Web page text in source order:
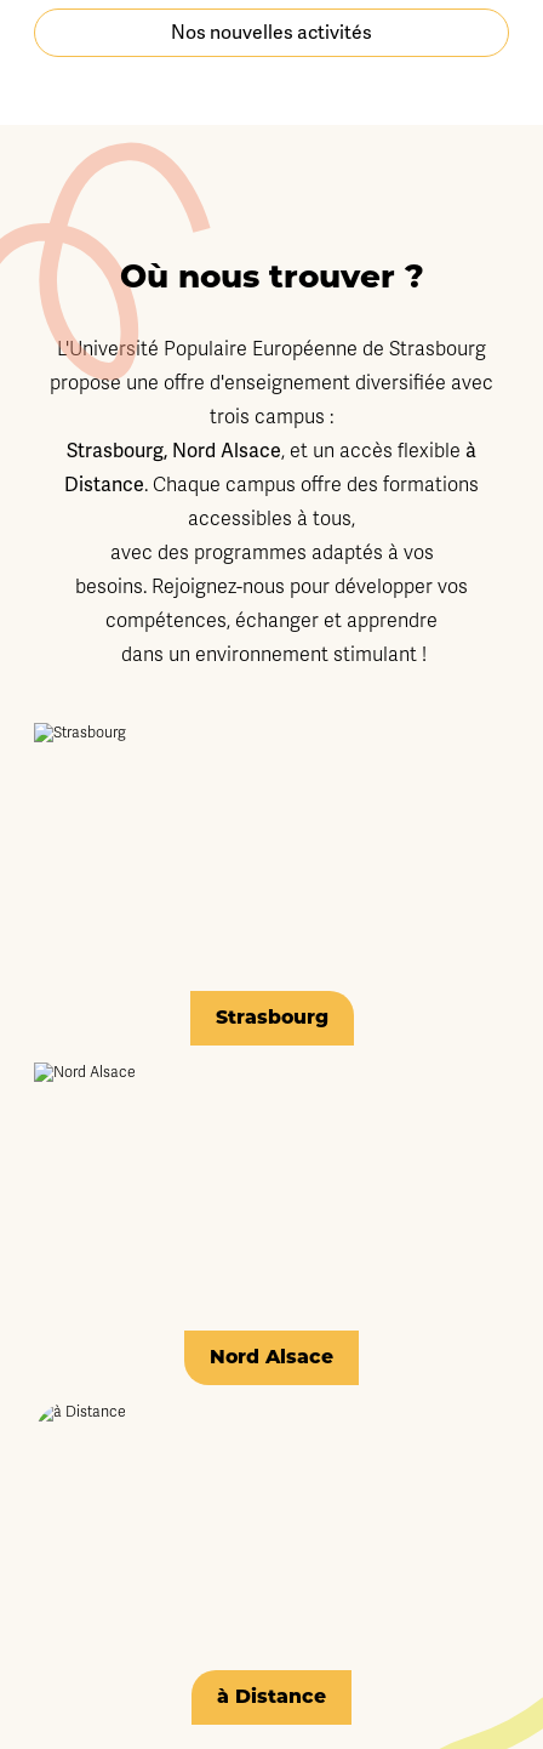
Nos nouvelles activités
Où nous trouver ?
L'Université Populaire Européenne de Strasbourg
propose une offre d'enseignement diversifiée avec
trois campus :
Strasbourg, Nord Alsace, et un accès flexible à
Distance. Chaque campus offre des formations
accessibles à tous,
avec des programmes adaptés à vos
besoins. Rejoignez-nous pour développer vos
compétences, échanger et apprendre
dans un environnement stimulant !
Strasbourg
Nord Alsace
à Distance